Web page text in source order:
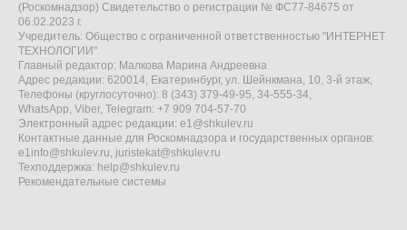
(Роскомнадзор) Свидетельство о регистрации № ФС77-84675 от
06.02.2023 г.
Учредитель: Общество с ограниченной ответственностью "ИНТЕРНЕТ
ТЕХНОЛОГИИ"
Главный редактор: Малкова Марина Андреевна
Адрес редакции: 620014, Екатеринбург, ул. Шейнкмана, 10, 3-й этаж,
Телефоны (круглосуточно): 8 (343) 379-49-95, 34-555-34,
WhatsApp, Viber, Telegram: +7 909 704-57-70
Электронный адрес редакции: e1@shkulev.ru
Контактные данные для Роскомнадзора и государственных органов:
e1info@shkulev.ru, juristekat@shkulev.ru
Техподдержка: help@shkulev.ru
Рекомендательные системы